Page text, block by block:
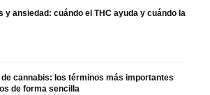
y ansiedad: cuándo el THC ayuda y cuándo la
cannabis: los términos más importantes
de forma sencilla